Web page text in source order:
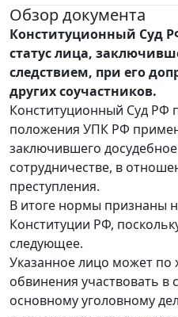
Обзор документа
Конституционный Суд
статус лица,
следствием, при его
других соучастников.
Конституционный Суд РФ
положения УПК РФ
заключившего
сотрудничестве, в
преступления.
В итоге нормы признаны
Конституции РФ,
следующее.
Указанное лицо может по
обвинения участвовать в
основному уголовному